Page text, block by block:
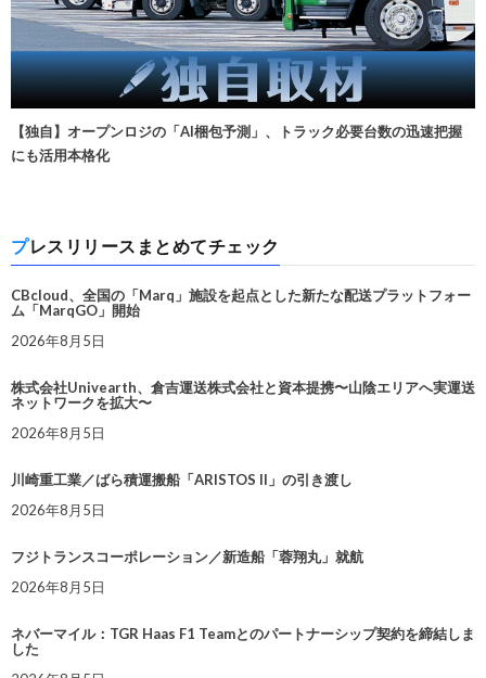
【独自】オープンロジの「AI梱包予測」、トラック必要台数の迅速把握
にも活用本格化
プレスリリースまとめてチェック
CBcloud、全国の「Marq」施設を起点とした新たな配送プラットフォー
ム「MarqGO」開始
2026年8月5日
株式会社Univearth、倉吉運送株式会社と資本提携〜山陰エリアへ実運送
ネットワークを拡大〜
2026年8月5日
川崎重工業／ばら積運搬船「ARISTOS II」の引き渡し
2026年8月5日
フジトランスコーポレーション／新造船「蓉翔丸」就航
2026年8月5日
ネバーマイル：TGR Haas F1 Teamとのパートナーシップ契約を締結しま
した